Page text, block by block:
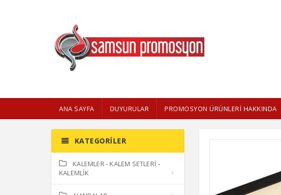
ANA SAYFA DUYURULAR PROMOSYON ÜRÜNLERI HAKKINDA
KATEGORILER
KALEMLER - KALEM SETLERİ -
KALEMLİK